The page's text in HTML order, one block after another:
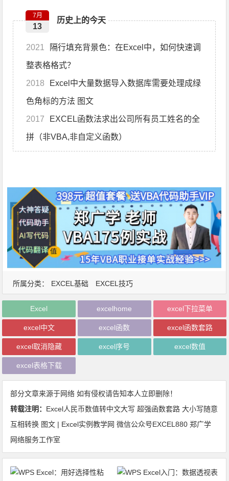
历史上的今天
7月
13
2021 隔行填充背景色：在Excel中，如何快速调
整表格格式？
2018 Excel中大量数据导入数据库需要处理成绿
色角标的方法 图文
2017 EXCEL函数法求出公司所有员工姓名的全
拼（非VBA,非自定义函数）
所属分类： EXCEL基础 EXCEL技巧
Excel excelhome excel下拉菜单
excel中文 excel函数 excel函数套路
excel取消隐藏 excel序号 excel数值
excel表格下载
部分文章来源于网络 如有侵权请告知本人立即删除！
转载注明： Excel人民币数值转中文大写 超强函数套路 大小写随意
互相转换 图文 | Excel实例教学网 微信公众号EXCEL880 郑广学
网络服务工作室